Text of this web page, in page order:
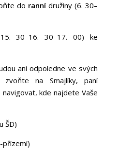
do ranní družiny (6. 30–
30–16. 30–17. 00) ke
ani odpoledne ve svých
na Smajlíky, paní
kde najdete Vaše
ŠD)
přízemí)